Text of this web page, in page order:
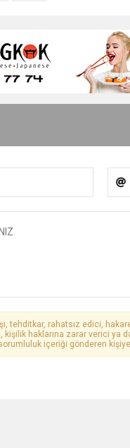
tehditkar, rahatsız edici,
kişilik haklarına zarar verici ya
içeriği gönderen